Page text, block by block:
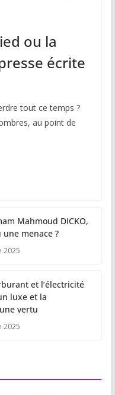
ou la
écrite
tout ce temps ?
au point de
Mahmoud DICKO,
menace ?
2025
et l’électricité
luxe et la
vertu
2025